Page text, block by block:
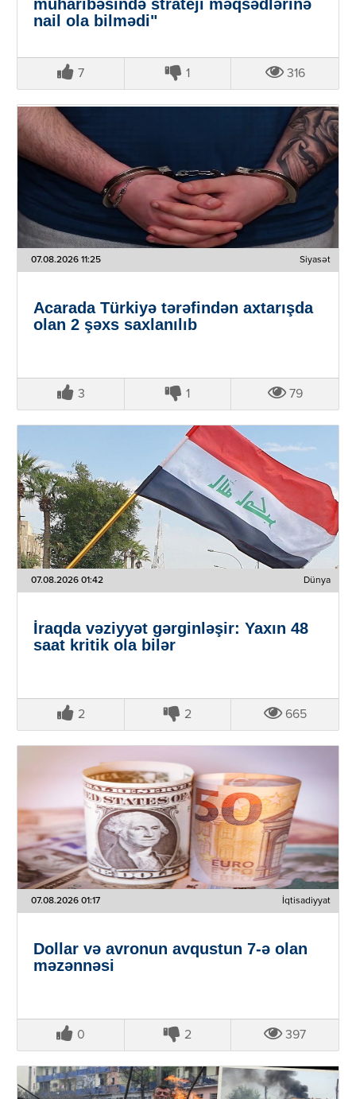
müharibəsində strateji məqsədlərinə
nail ola bilmədi"
7 1 316
07.08.2026 11:25 Siyasət
Acarada Türkiyə tərəfindən axtarışda
olan 2 şəxs saxlanılıb
3 1 79
07.08.2026 01:42 Dünya
İraqda vəziyyət gərginləşir: Yaxın 48
saat kritik ola bilər
2 2 665
07.08.2026 01:17 İqtisadiyyat
Dollar və avronun avqustun 7-ə olan
məzənnəsi
0 2 397